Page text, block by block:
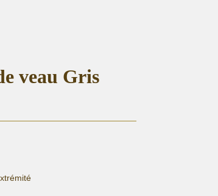
veau Gris